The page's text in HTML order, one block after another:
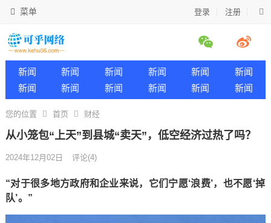
登录 注册
菜单
新闻 新闻 新闻 新闻 新闻
新闻
新闻
新闻 新闻 新闻 新闻 新闻
您的位置 首页 财经
从小笼包“上天”到县城“卖天”，低空经济过热了吗？
2024年12月02日 评论(4)
“对于很多地方政府和企业来说，它们宁愿‘浪费’，也不愿‘掉
队’。”